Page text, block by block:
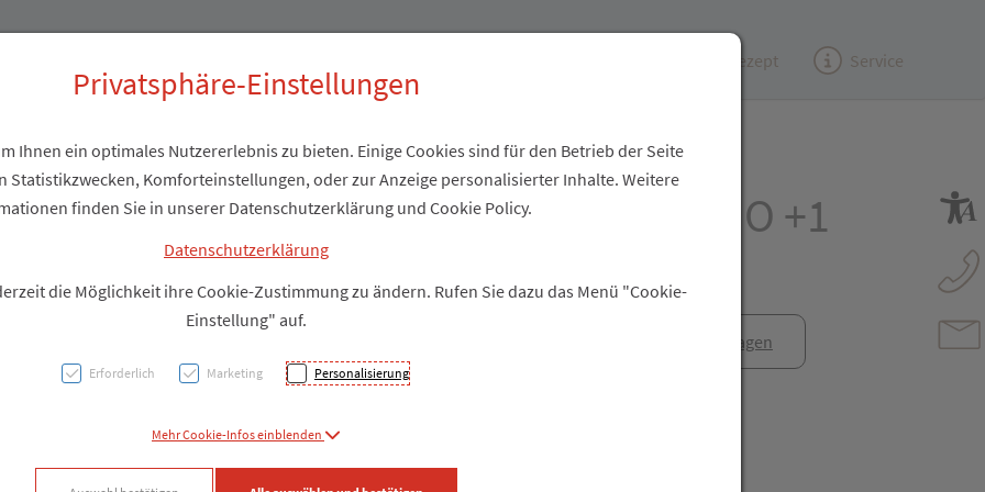
(e)Rezept Service
Vaterschaftstest DUO +1
PZN: 5104885
Rezept anfragen
Privatsphäre-Einstellungen
Ihnen ein optimales Nutzererlebnis zu bieten. Einige Cookies sind für den Betrieb der Seite
Statistikzwecken, Komforteinstellungen, oder zur Anzeige personalisierter Inhalte. Weitere
finden Sie in unserer Datenschutzerklärung und Cookie Policy.
Datenschutzerklärung
die Möglichkeit ihre Cookie-Zustimmung zu ändern. Rufen Sie dazu das Menü "Cookie-
Einstellung" auf.
Erforderlich Marketing Personalisierung
Mehr Cookie-Infos einblenden